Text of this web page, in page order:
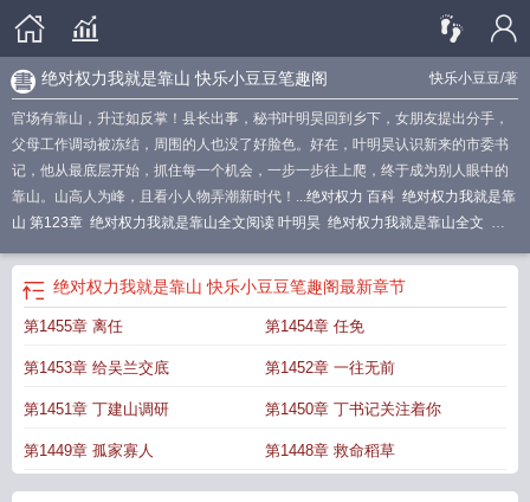
快乐小豆豆/著
绝对权力我就是靠山 快乐小豆豆笔趣阁
官场有靠山，升迁如反掌！县长出事，秘书叶明昊回到乡下，女朋友提出分手，
父母工作调动被冻结，周围的人也没了好脸色。好在，叶明昊认识新来的市委书
记，他从最底层开始，抓住每一个机会，一步一步往上爬，终于成为别人眼中的
靠山。山高人为峰，且看小人物弄潮新时代！...绝对权力 百科 绝对权力我就是靠
山 第123章 绝对权力我就是靠山全文阅读 叶明昊 绝对权力我就是靠山全文 绝
绝对权力主角 绝对权力我就是靠山 第502章
绝对权力我就是靠山叶明昊
全文免费阅读
小豆豆绝对权力我就是靠山免费阅读 绝对权力我就是靠山 第503章
我就是靠山 快乐小豆豆绝对权力我就是靠山 第500章绝对权力免费全文阅
读绝对权力我就是靠山笔趣阁 绝对权力我就是靠山全文免费绝对权力 最新章
我就是靠山 第519章绝对权力我就是靠山 第522章绝对权力我就是靠山 第501
绝对权力我就是靠山 快乐小豆豆笔趣阁最新章节
第1455章 离任 第1454章 任免
第1453章 给吴兰交底 第1452章 一往无前
第1451章 丁建山调研 第1450章 丁书记关注着你
第1449章 孤家寡人 第1448章 救命稻草